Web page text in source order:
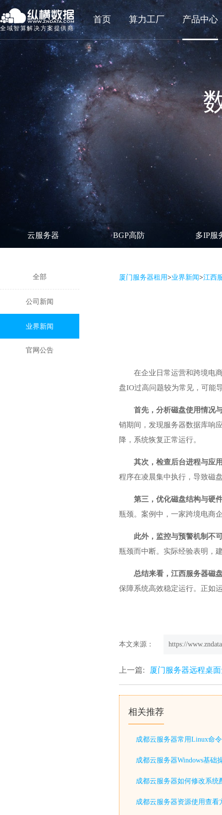
全域智算解决方案提供商
首页 算力工厂 产品中心
云服务器 BGP高防 多IP服
全部
公司新闻
业界新闻
官网公告
厦门服务器租用>业界新闻>江西
在企业日常运营和跨境电
盘IO过高问题较为常见，可能
首先，分析磁盘使用情况
销期间，发现服务器数据库响
降，系统恢复正常运行。
其次，检查后台进程与应
程序在凌晨集中执行，导致磁
第三，优化磁盘结构与硬
瓶颈。案例中，一家跨境电商
此外，监控与预警机制不
瓶颈而中断。实际经验表明，
总结来看，江西服务器磁
保障系统高效稳定运行。正如
本文来源： https://
上一篇: 厦门服务器远程桌
相关推荐
成都云服务器常用Linux命
成都云服务器Windows基础
成都云服务器如何修改系统
成都云服务器资源使用查看